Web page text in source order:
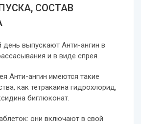
СОСТАВ
день выпускают Анти-ангин в
и в виде спрея.
Анти-ангин имеются такие
как тетракаина гидрохлорид,
биглюконат.
они включают в свой